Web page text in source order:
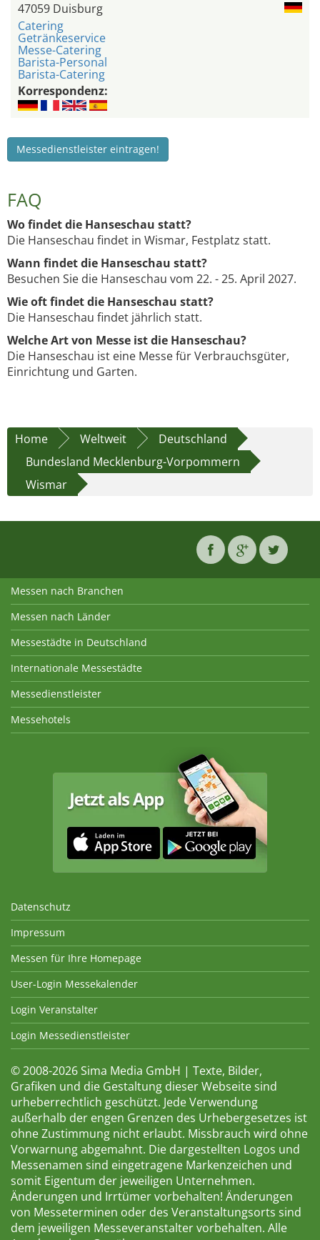
47059 Duisburg
Catering
Getränkeservice
Messe-Catering
Barista-Personal
Barista-Catering
Korrespondenz:
Messedienstleister eintragen!
FAQ
Wo findet die Hanseschau statt?
Die Hanseschau findet in Wismar, Festplatz statt.
Wann findet die Hanseschau statt?
Besuchen Sie die Hanseschau vom 22. - 25. April 2027.
Wie oft findet die Hanseschau statt?
Die Hanseschau findet jährlich statt.
Welche Art von Messe ist die Hanseschau?
Die Hanseschau ist eine Messe für Verbrauchsgüter,
Einrichtung und Garten.
Home Weltweit
Deutschland
Bundesland Mecklenburg-Vorpommern
Wismar
Messen nach Branchen
Messen nach Länder
Messestädte in Deutschland
Internationale Messestädte
Messedienstleister
Messehotels
Datenschutz
Impressum
Messen für Ihre Homepage
User-Login Messekalender
Login Veranstalter
Login Messedienstleister
© 2008-2026 Sima Media GmbH | Texte, Bilder,
Grafiken und die Gestaltung dieser Webseite sind
urheberrechtlich geschützt. Jede Verwendung
außerhalb der engen Grenzen des Urhebergesetzes ist
ohne Zustimmung nicht erlaubt. Missbrauch wird ohne
Vorwarnung abgemahnt. Die dargestellten Logos und
Messenamen sind eingetragene Markenzeichen und
somit Eigentum der jeweiligen Unternehmen.
Änderungen und Irrtümer vorbehalten! Änderungen
von Messeterminen oder des Veranstaltungsorts sind
dem jeweiligen Messeveranstalter vorbehalten. Alle